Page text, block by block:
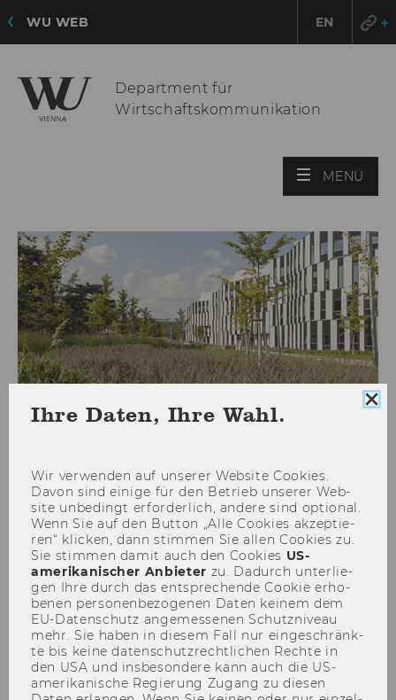
WU WEB EN
Department für
Wirtschaftskommunikation
MENÜ
Team
In­sti­tut für In­ter­kul­tu­rel­le
Kom­mu­ni­ka­ti­on (ICC)
Ihre Daten, Ihre Wahl.
Wir ver­wen­den auf un­se­rer Web­site Coo­kies.
Davon sind ei­ni­ge für den Be­trieb un­se­rer Web­
site un­be­dingt er­for­der­lich, an­de­re sind op­tio­nal.
Wenn Sie auf den But­ton „Alle Coo­kies ak­zep­tie­
ren“ kli­cken, dann stim­men Sie allen Coo­kies zu.
Sie stim­men damit auch den Coo­kies US-​
amerikanischer An­bie­ter zu. Da­durch un­ter­lie­
gen Ihre durch das ent­spre­chen­de Coo­kie er­ho­
be­nen per­so­nen­be­zo­ge­nen Daten kei­nem dem
EU-​Datenschutz an­ge­mes­se­nen Schutz­ni­veau
mehr. Sie haben in die­sem Fall nur ein­ge­schränk­
te bis keine da­ten­schutz­recht­li­chen Rech­te in
den USA und ins­be­son­de­re kann auch die US-​
amerikanische Re­gie­rung Zu­gang zu die­sen